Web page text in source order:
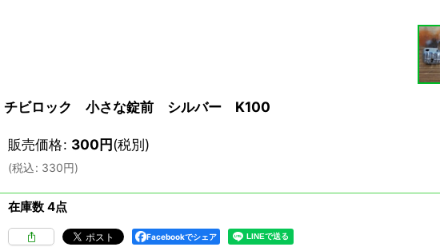
チビロック 小さな錠前 シルバー K100
販売価格: 300円(税別)
(税込: 330円)
在庫数 4点
Facebookでシェア